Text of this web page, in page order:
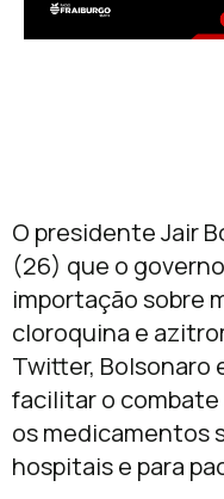
O presidente Jair
(26) que o
importação sobre
cloroquina e
Twitter, Bolsonaro
facilitar o combate
os medicamentos
hospitais e para